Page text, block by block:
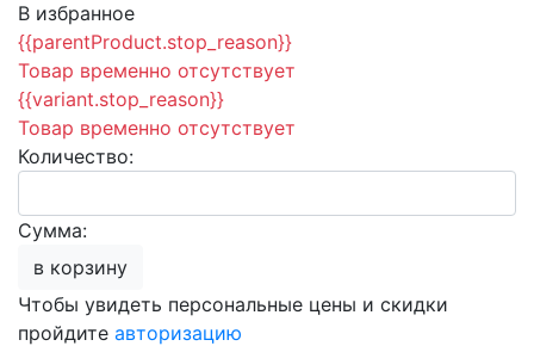
В избранное
{{parentProduct.stop_reason}}
Товар временно отсутствует
{{variant.stop_reason}}
Товар временно отсутствует
Количество:
Сумма:
в корзину
Чтобы увидеть персональные цены и скидки
пройдите авторизацию